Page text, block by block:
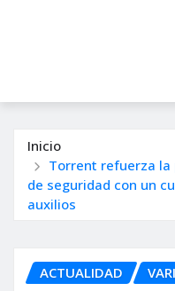
Inicio
Torrent refuerza la
de seguridad con un
auxilios
ACTUALIDAD